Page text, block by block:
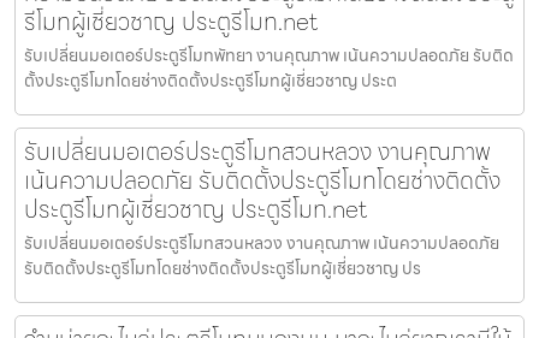
รีโมทผู้เชี่ยวชาญ ประตูรีโมท.net
รับเปลี่ยนมอเตอร์ประตูรีโมทพัทยา งานคุณภาพ เน้นความปลอดภัย รับติด
ตั้งประตูรีโมทโดยช่างติดตั้งประตูรีโมทผู้เชี่ยวชาญ ประต
รับเปลี่ยนมอเตอร์ประตูรีโมทสวนหลวง งานคุณภาพ
เน้นความปลอดภัย รับติดตั้งประตูรีโมทโดยช่างติดตั้ง
ประตูรีโมทผู้เชี่ยวชาญ ประตูรีโมท.net
รับเปลี่ยนมอเตอร์ประตูรีโมทสวนหลวง งานคุณภาพ เน้นความปลอดภัย
รับติดตั้งประตูรีโมทโดยช่างติดตั้งประตูรีโมทผู้เชี่ยวชาญ ปร